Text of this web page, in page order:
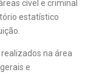
cível e criminal
estatístico
na área
e